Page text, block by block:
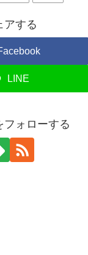
アする
LINE
フォローする